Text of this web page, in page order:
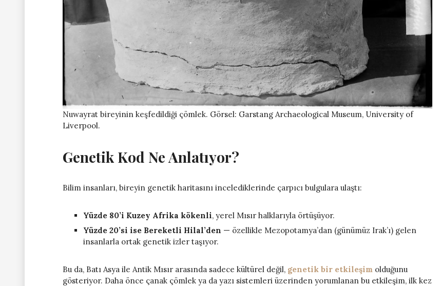
Nuwayrat bireyinin keşfedildiği çömlek. Görsel: Garstang Archaeological Museum, University of
Liverpool.
Genetik Kod Ne Anlatıyor?
Bilim insanları, bireyin genetik haritasını incelediklerinde çarpıcı bulgulara ulaştı:
Yüzde 80’i Kuzey Afrika kökenli, yerel Mısır halklarıyla örtüşüyor.
Yüzde 20’si ise Bereketli Hilal’den — özellikle Mezopotamya’dan (günümüz Irak’ı) gelen
insanlarla ortak genetik izler taşıyor.
Bu da, Batı Asya ile Antik Mısır arasında sadece kültürel değil, genetik bir etkileşim olduğunu
gösteriyor. Daha önce çanak çömlek ya da yazı sistemleri üzerinden yorumlanan bu etkileşim, ilk kez